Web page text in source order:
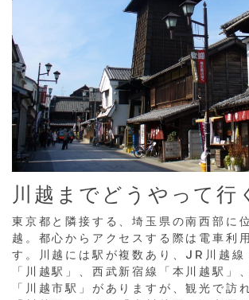
川越までどうやって行
東京都と隣接する、埼玉県の南西部に
越。都心からアクセスする際は電車利
す。川越には駅が複数あり、JR川越線
「川越駅」、西武新宿線「本川越駅」
「川越市駅」がありますが、観光で訪